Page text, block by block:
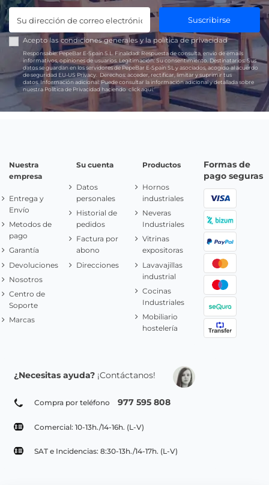
Suscribirse
Acepto las condiciones generales y lapolítica de privacidad
Responsable:PepeBar E-Spain S.L. Finalidad: Respuesta de consulta, envío de emails
informativos, opiniones de usuarios. Legitimación: Su consentimiento. Destinatarios: Sus
datos se guardan en los servidores de PepeBar E-Spain SL y asociados, acogido al acuerdo
de seguridad EU-US Privacy.
Derechos: acceder, rectificar, limitar y suprimir tus
datos. Información adicional:Puede consultar la información adicional y detallada sobre
nuestra Política de Privacidad haciendoclick aquí.
Nuestra
empresa
Entrega y
Envío
Metodos de
pago
Garantía
Devoluciones
Nosotros
Centro de
Soporte
Marcas
Su cuenta
Datos
personales
Historial de
pedidos
Factura por
abono
Direcciones
Productos
Hornos
industriales
Neveras
Industriales
Vitrinas
expositoras
Lavavajillas
industrial
Cocinas
Industriales
Mobiliario
hostelería
Formas de
pago seguras
¿Necesitas ayuda? ¡Contáctanos!
Compra por teléfono 977 595 808
Comercial: 10-13h./14-16h. (L-V)
SAT e Incidencias: 8:30-13h./14-17h. (L-V)